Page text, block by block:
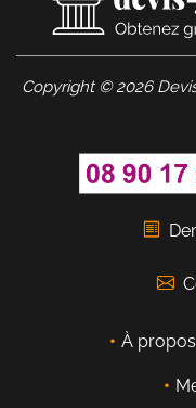
Copyright © 2026
À